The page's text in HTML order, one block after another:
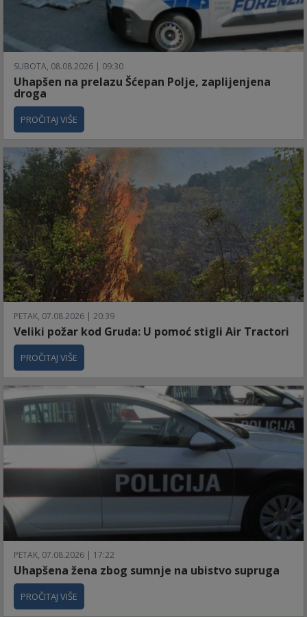
SUBOTA, 08.08.2026 | 09:30
Uhapšen na prelazu Šćepan Polje, zaplijenjena
droga
PROČITAJ VIŠE
PETAK, 07.08.2026 | 20:39
Veliki požar kod Gruda: U pomoć stigli Air Tractori
PROČITAJ VIŠE
PETAK, 07.08.2026 | 17:22
Uhapšena žena zbog sumnje na ubistvo supruga
PROČITAJ VIŠE